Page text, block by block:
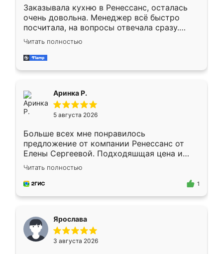
Заказывала кухню в Ренессанс, осталась
очень довольна. Менеджер всё быстро
посчитала, на вопросы отвечала сразу.
Замерщик приехал в субботу, подошёл к
делу со всей ответственностью. Собрали
за день, ребята работали аккуратно, даже
Читать полностью
Аринка Р.
5 августа 2026
Больше всех мне понравилось
предложение от компании Ренессанс от
Елены Сергеевой. Подходяшщая цена и
короткие сроки изготовления. Приехавший
для замера сотрудник Владислав
предложил по моему эскизу самый
Читать полностью
1
Ярослава
3 августа 2026